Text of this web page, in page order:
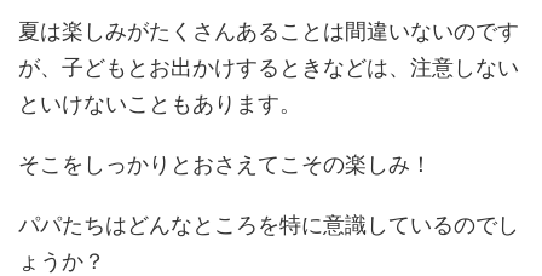
夏は楽しみがたくさんあることは間違いないのです
が、子どもとお出かけするときなどは、注意しない
といけないこともあります。
そこをしっかりとおさえてこその楽しみ！
パパたちはどんなところを特に意識しているのでし
ょうか？